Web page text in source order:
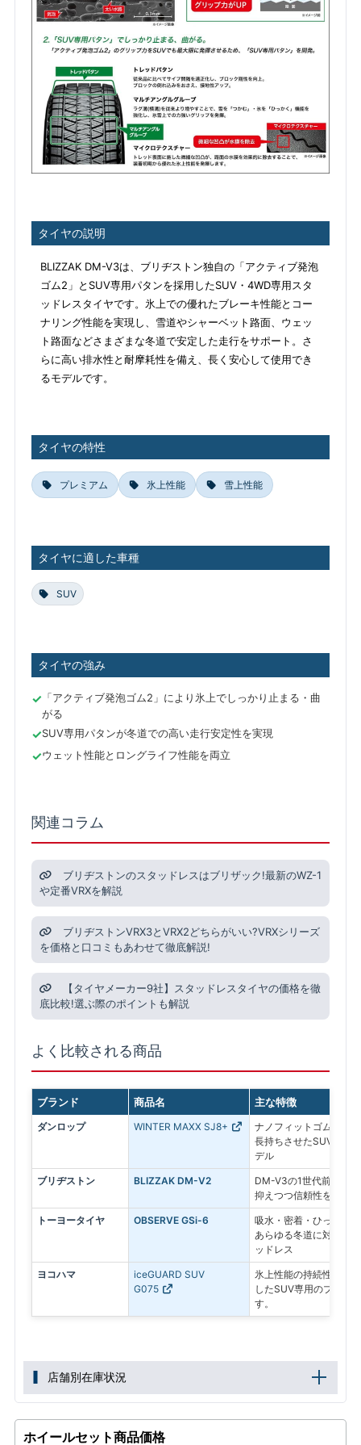
タイヤの説明
BLIZZAK DM-V3は、ブリヂストン独自の「アクティブ発泡
ゴム2」とSUV専用パタンを採用したSUV・4WD専用スタ
ッドレスタイヤです。氷上での優れたブレーキ性能とコー
ナリング性能を実現し、雪道やシャーベット路面、ウェッ
ト路面などさまざまな冬道で安定した走行をサポート。さ
らに高い排水性と耐摩耗性を備え、長く安心して使用でき
るモデルです。
タイヤの特性
プレミアム 氷上性能 雪上性能
タイヤに適した車種
SUV
タイヤの強み
「アクティブ発泡ゴム2」により氷上でしっかり止まる・曲
がる
SUV専用パタンが冬道での高い走行安定性を実現
ウェット性能とロングライフ性能を両立
関連コラム
ブリヂストンのスタッドレスはブリザック!最新のWZ-1
や定番VRXを解説
ブリヂストンVRX3とVRX2どちらがいい?VRXシリーズ
を価格と口コミもあわせて徹底解説!
【タイヤメーカー9社】スタッドレスタイヤの価格を徹
底比較!選ぶ際のポイントも解説
よく比較される商品
ブランド 商品名 主な特徴
ダンロップ WINTER MAXX SJ8+
ナノフィットゴムを採
長持ちさせたSUV専用
デル
ブリヂストン BLIZZAK DM-V2
DM-V3の1世代前のモ
抑えつつ信頼性を求め
トーヨータイヤ OBSERVE GSi-6
吸水・密着・ひっかき
あらゆる冬道に対応す
ッドレス
ヨコハマ
iceGUARD SUV
G075
氷上性能の持続性と、
したSUV専用のプレミ
す。
店舗別在庫状況
ホイールセット商品価格